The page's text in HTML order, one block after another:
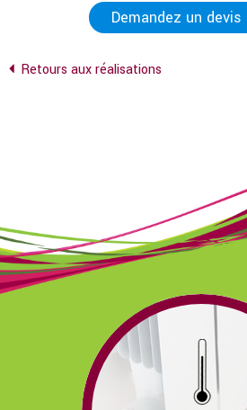
Demandez un
Retours aux réalisations